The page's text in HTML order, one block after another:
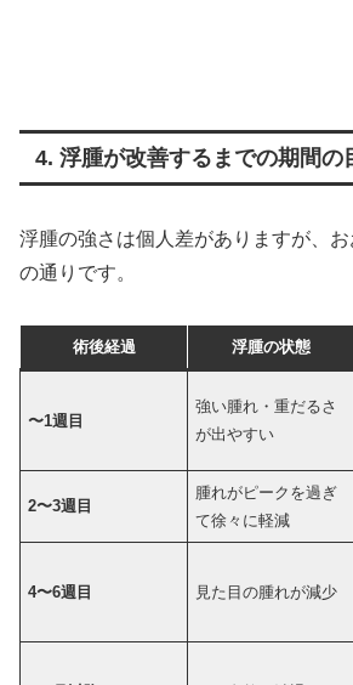
4. 浮腫が改善するまでの期間の
浮腫の強さは個人差がありますが、
の通りです。
術後経過 浮腫の状態
〜1週目
強い腫れ・重だるさ
が出やすい
2〜3週目
腫れがピークを過ぎ
て徐々に軽減
4〜6週目 見た目の腫れが減少